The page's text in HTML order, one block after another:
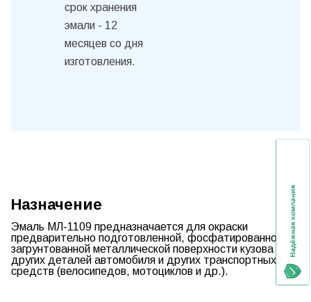
срок хранения
эмали - 12
месяцев со дня
изготовления.
Назначение
Эмаль МЛ-1109 предназначается для окраски
предварительно подготовленной, фосфатированной,
загрунтованной металлической поверхности кузова и
других деталей автомобиля и других транспортных
средств (велосипедов, мотоциклов и др.).